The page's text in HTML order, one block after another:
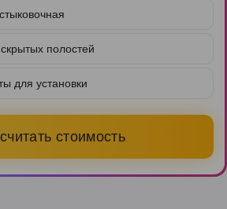
полостей
для установки
стоимость